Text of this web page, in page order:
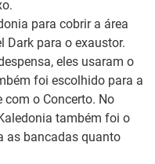
para cobrir a área
Dark para o exaustor.
eles usaram o
foi escolhido para a
o Concerto. No
também foi o
as bancadas quanto